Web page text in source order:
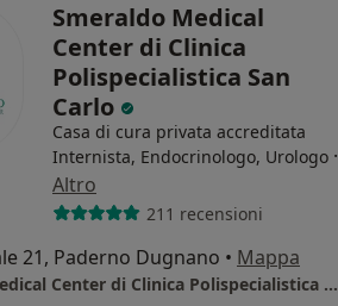
Smeraldo Medical
Center di Clinica
Polispecialistica San
Carlo
Casa di cura privata accreditata
Internista, Endocrinologo, Urologo ·
Altro
211 recensioni
21, Paderno Dugnano • Mappa
Smeraldo Medical Center di Clinica Polispecialistica San Carlo